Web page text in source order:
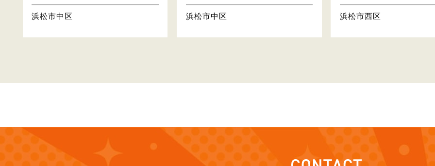
浜松市中区 浜松市中区 浜松市西区